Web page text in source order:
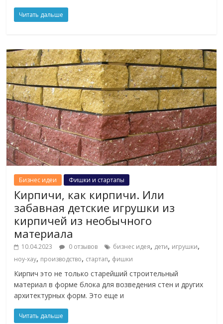
Читать дальше
Бизнес идеи Фишки и стартапы
Кирпичи, как кирпичи. Или
забавная детские игрушки из
кирпичей из необычного
материала
10.04.2023 0 отзывов бизнес идея, дети, игрушки,
ноу-хау, производство, стартап, фишки
Кирпич это не только старейший строительный
материал в форме блока для возведения стен и других
архитектурных форм. Это еще и
Читать дальше